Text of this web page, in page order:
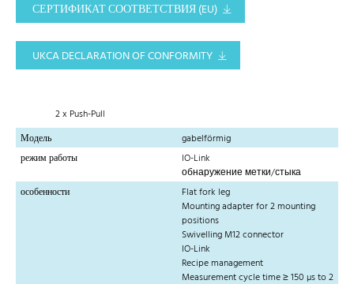
СЕРТИФИКАТ СООТВЕТСТВИЯ (EU)
UKCA DECLARATION OF CONFORMITY
2 x Push-Pull
Модель
gabelförmig
режим работы
IO-Link
обнаружение метки/стыка
особенности
Flat fork leg
Mounting adapter for 2 mounting
positions
Swivelling M12 connector
IO-Link
Recipe management
Measurement cycle time ≥ 150 µs to 2